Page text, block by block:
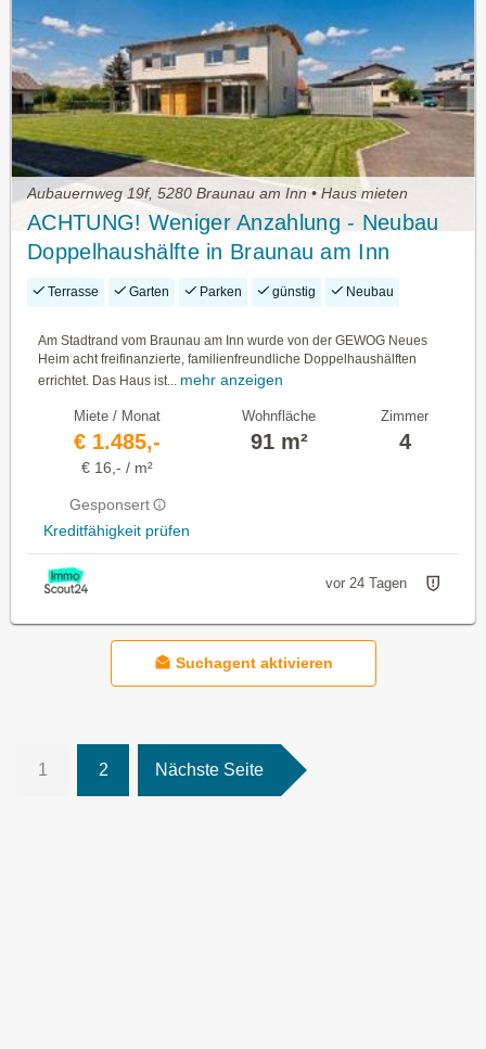
Aubauernweg 19f, 5280 Braunau am Inn • Haus mieten
ACHTUNG! Weniger Anzahlung - Neubau
Doppelhaushälfte in Braunau am Inn
Terrasse Garten Parken günstig Neubau
Am Stadtrand vom Braunau am Inn wurde von der GEWOG Neues
Heim acht freifinanzierte, familienfreundliche Doppelhaushälften
errichtet. Das Haus ist...
mehr anzeigen
Miete / Monat
€ 1.485,-
€ 16,- / m²
Gesponsert
Kreditfähigkeit prüfen
Wohnfläche
91 m²
Zimmer
4
vor 24 Tagen
Suchagent aktivieren
1 2 Nächste Seite